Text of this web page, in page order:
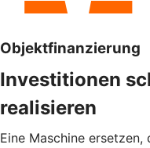
Objektfinanzierung
Investitionen
realisieren
Eine Maschine